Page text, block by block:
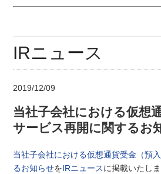
IRニュース
2019/12/09
当社子会社における仮想
サービス再開に関するお
当社子会社における仮想通貨受金（預
るお知らせをIRニュースに掲載いたしま